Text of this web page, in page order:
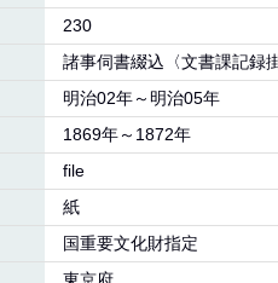
230
諸事伺書綴込〈文書課記録
明治02年～明治05年
1869年～1872年
file
紙
国重要文化財指定